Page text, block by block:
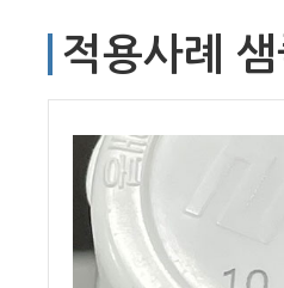
적용사례